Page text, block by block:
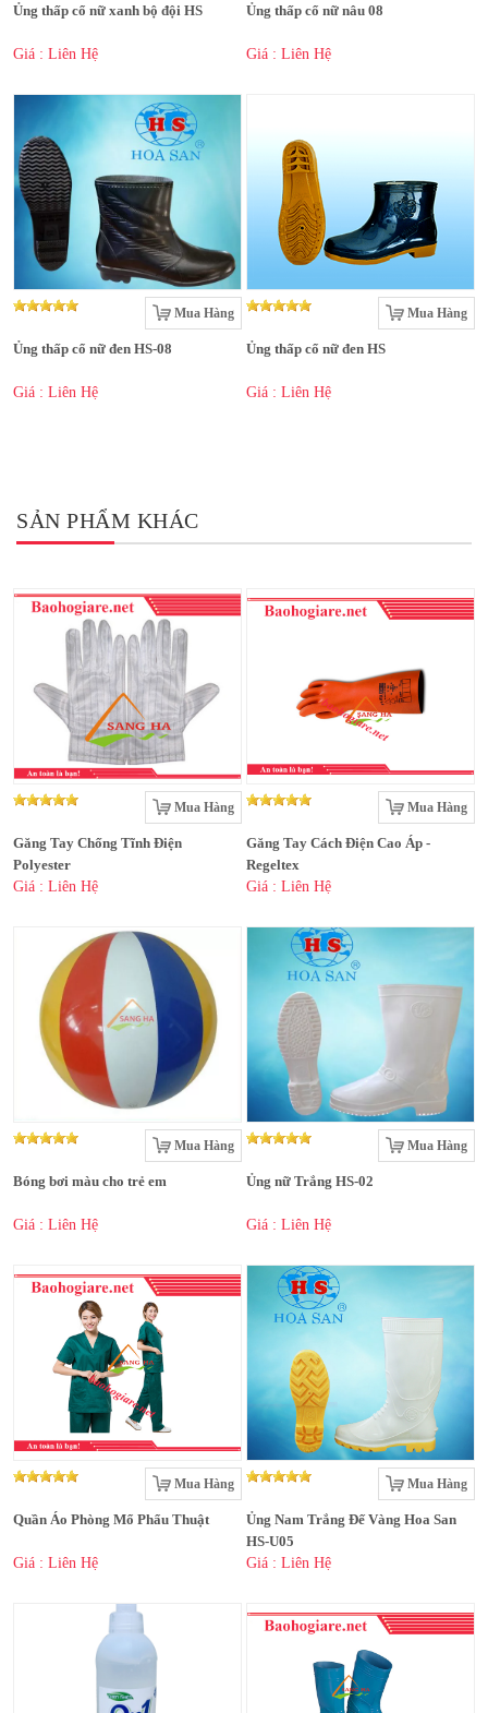
Ủng thấp cổ nữ xanh bộ đội HS
Giá : Liên Hệ
Ủng thấp cổ nữ nâu 08
Giá : Liên Hệ
Mua Hàng
Ủng thấp cổ nữ đen HS-08
Giá : Liên Hệ
Mua Hàng
Ủng thấp cổ nữ đen HS
Giá : Liên Hệ
SẢN PHẨM KHÁC
Mua Hàng
Găng Tay Chống Tĩnh Điện
Polyester
Giá : Liên Hệ
Mua Hàng
Găng Tay Cách Điện Cao Áp -
Regeltex
Giá : Liên Hệ
Mua Hàng
Bóng bơi màu cho trẻ em
Giá : Liên Hệ
Mua Hàng
Ủng nữ Trắng HS-02
Giá : Liên Hệ
Mua Hàng
Quần Áo Phòng Mổ Phẩu Thuật
Giá : Liên Hệ
Mua Hàng
Ủng Nam Trắng Đế Vàng Hoa San
HS-U05
Giá : Liên Hệ